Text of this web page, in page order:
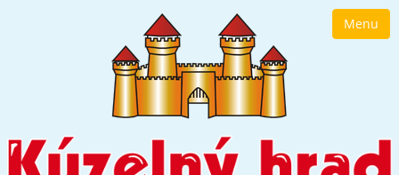
bočnému
stĺpci
Menu